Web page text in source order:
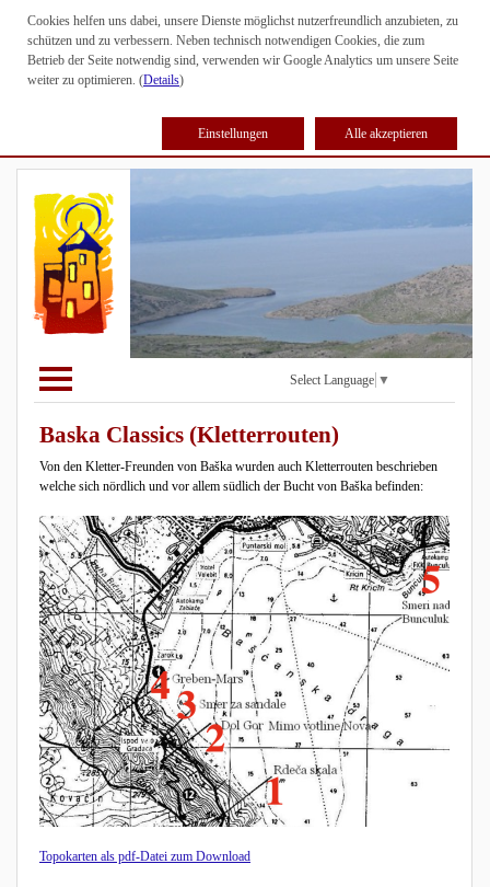
Cookies helfen uns dabei, unsere Dienste möglichst nutzerfreundlich anzubieten, zu
schützen und zu verbessern. Neben technisch notwendigen Cookies, die zum
Betrieb der Seite notwendig sind, verwenden wir Google Analytics um unsere Seite
weiter zu optimieren. (Details)
Einstellungen Alle akzeptieren
Select Language ▼
Baska Classics (Kletterrouten)
Von den Kletter-Freunden von Baška wurden auch Kletterrouten beschrieben
welche sich nördlich und vor allem südlich der Bucht von Baška befinden:
Topokarten als pdf-Datei zum Download